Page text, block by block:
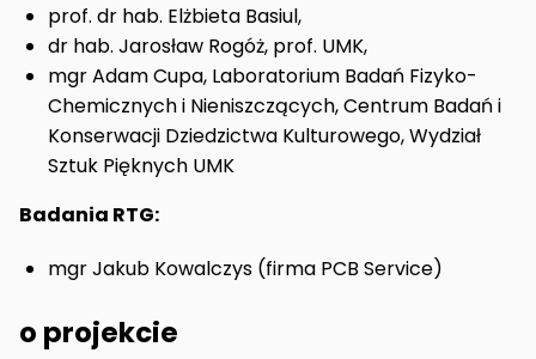
prof. dr hab. Elżbieta Basiul,
dr hab. Jarosław Rogóż, prof. UMK,
mgr Adam Cupa, Laboratorium Badań Fizyko-
Chemicznych i Nieniszczących, Centrum Badań i
Konserwacji Dziedzictwa Kulturowego, Wydział
Sztuk Pięknych UMK
Badania RTG:
mgr Jakub Kowalczys (firma PCB Service)
o projekcie